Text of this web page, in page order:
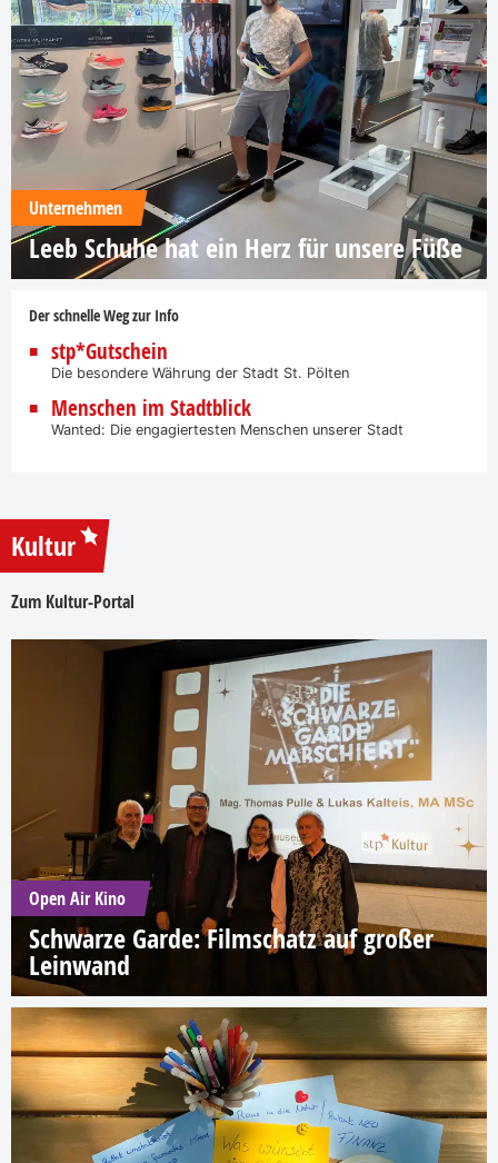
Unternehmen
Leeb Schuhe hat ein Herz für unsere Füße
Der schnelle Weg zur Info
stp*Gutschein
Die besondere Währung der Stadt St. Pölten
Menschen im Stadtblick
Wanted: Die engagiertesten Menschen unserer Stadt
Kultur
Zum Kultur-Portal
Open Air Kino
Schwarze Garde: Filmschatz auf großer
Leinwand